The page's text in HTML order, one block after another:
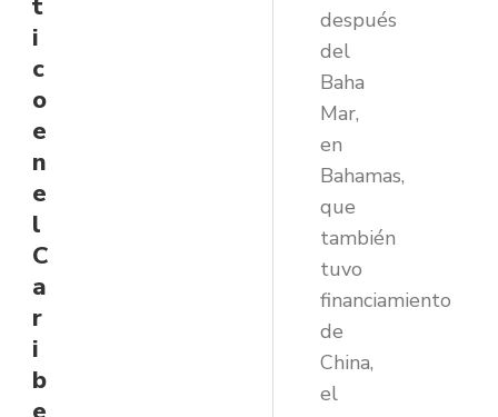
t
i
c
o
e
n
e
l
C
a
r
i
b
después
del
Baha
Mar,
en
Bahamas,
que
también
tuvo
financiamiento
de
China,
el